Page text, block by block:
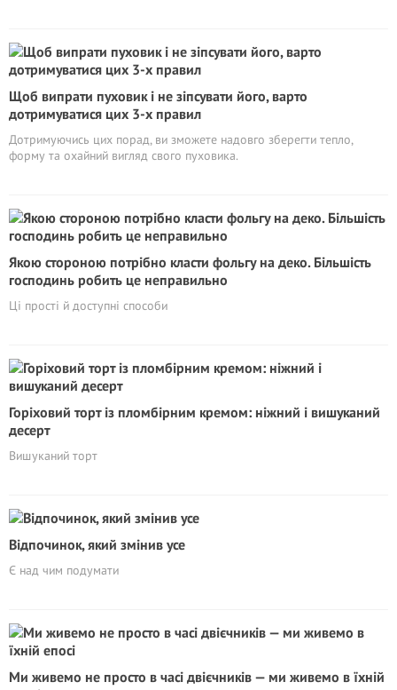
Щоб випрати пуховик і не зіпсувати його, варто
дотримуватися цих 3-х правил
Дотримуючись цих порад, ви зможете надовго зберегти тепло,
форму та охайний вигляд свого пуховика.
Якою стороною потрібно класти фольгу на деко. Більшість
господинь робить це неправильно
Ці прості й доступні способи
Горіховий торт із пломбірним кремом: ніжний і вишуканий
десерт
Вишуканий торт
Відпочинок, який змінив усе
Є над чим подумати
Ми живемо не просто в часі двієчників — ми живемо в їхній